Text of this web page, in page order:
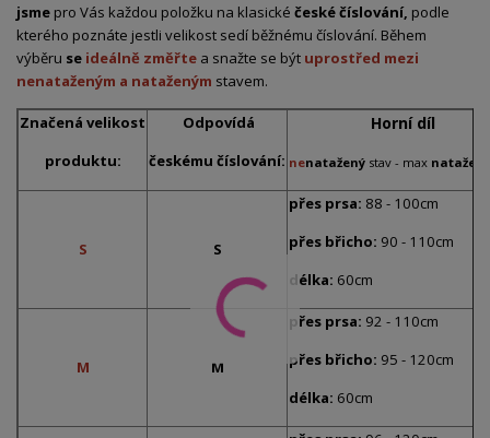
jsme pro Vás každou položku na klasické české číslování, podle
kterého poznáte jestli velikost sedí běžnému číslování. Během
výběru se ideálně změřte a snažte se být uprostřed mezi
nenataženým a nataženým stavem.
Značená velikost
produktu:
Odpovídá
českému číslování:
Horní díl
nenatažený stav - max natažený
S S
přes prsa: 88 - 100cm
přes břicho: 90 - 110cm
délka: 60cm
M M
přes prsa: 92 - 110cm
přes břicho: 95 - 120cm
délka: 60cm